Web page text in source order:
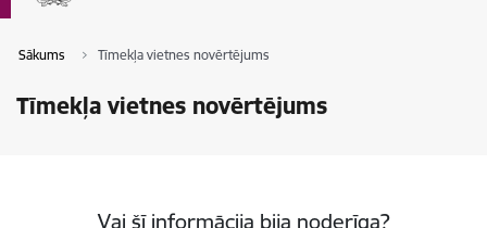
Sākums Tīmekļa vietnes novērtējums
Tīmekļa vietnes novērtējums
Vai šī informācija bija noderīga?